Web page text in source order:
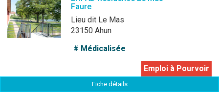
Faure
Lieu dit Le Mas
23150 Ahun
# Médicalisée
Emploi à Pourvoir
Fiche détails